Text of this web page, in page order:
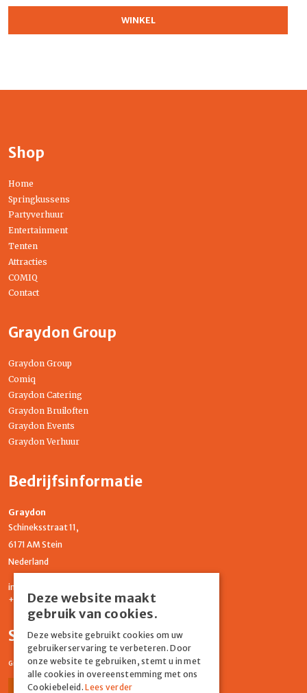
WINKEL
Shop
Home
Springkussens
Partyverhuur
Entertainment
Tenten
Attracties
COMIQ
Contact
Graydon Group
Graydon Group
Comiq
Graydon Catering
Graydon Bruiloften
Graydon Events
Graydon Verhuur
Bedrijfsinformatie
Graydon
Schineksstraat 11,
6171 AM Stein
Nederland
info@graydonevents.nl
+316 11435859
Social media
Graydon Events
Facebook Instagram
Deze website maakt
gebruik van cookies.
Deze website gebruikt cookies om uw
gebruikerservaring te verbeteren. Door
onze website te gebruiken, stemt u in met
alle cookies in overeenstemming met ons
Cookiebeleid.Lees verder